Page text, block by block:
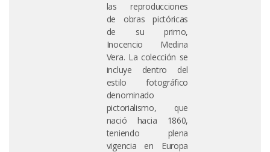
las reproducciones
de obras pictóricas
de su primo,
Inocencio Medina
Vera. La colección se
incluye dentro del
estilo fotográfico
denominado
pictorialismo, que
nació hacia 1860,
teniendo plena
vigencia en Europa